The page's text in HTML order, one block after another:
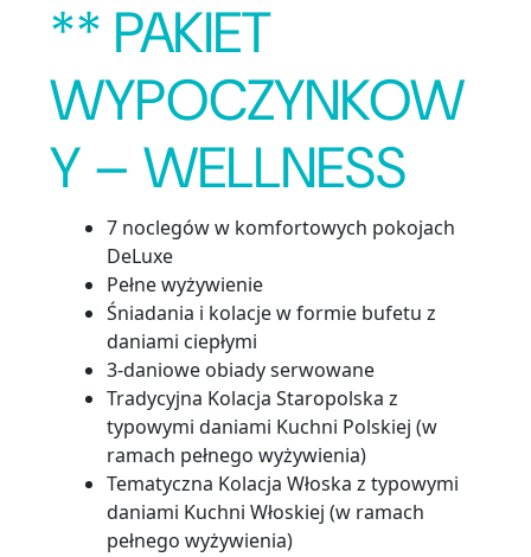
** PAKIET
WYPOCZYNKOW
Y – WELLNESS
7 noclegów w komfortowych pokojach
DeLuxe
Pełne wyżywienie
Śniadania i kolacje w formie bufetu z
daniami ciepłymi
3-daniowe obiady serwowane
Tradycyjna Kolacja Staropolska z
typowymi daniami Kuchni Polskiej (w
ramach pełnego wyżywienia)
Tematyczna Kolacja Włoska z typowymi
daniami Kuchni Włoskiej (w ramach
pełnego wyżywienia)